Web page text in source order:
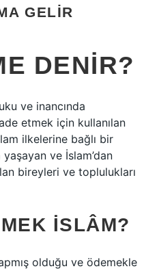
GELIR
DENIR?
ve inancında
etmek için kullanılan
ilkelerine bağlı bir
ve İslam’dan
bireyleri ve toplulukları
ISLÂM?
olduğu ve ödemekle